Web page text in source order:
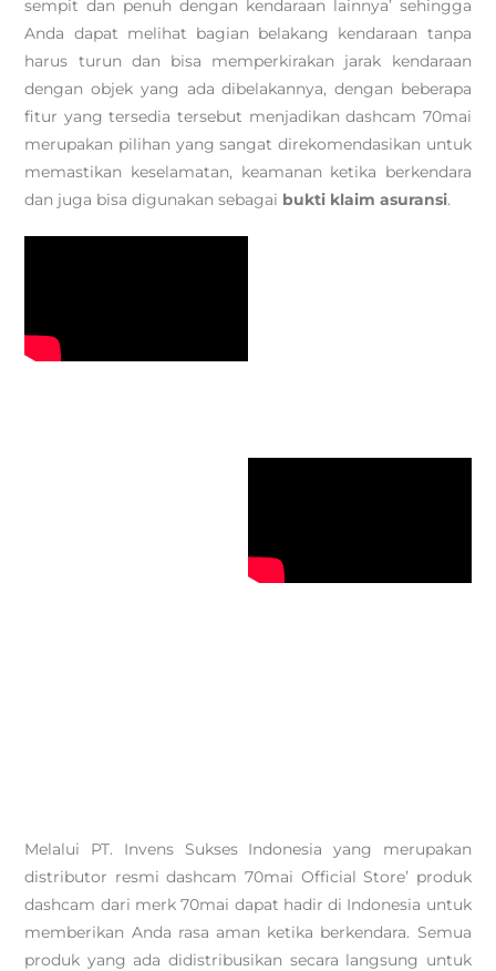
sempit dan penuh dengan kendaraan lainnya’ sehingga
Anda dapat melihat bagian belakang kendaraan tanpa
harus turun dan bisa memperkirakan jarak kendaraan
dengan objek yang ada dibelakannya, dengan beberapa
fitur yang tersedia tersebut menjadikan dashcam 70mai
merupakan pilihan yang sangat direkomendasikan untuk
memastikan keselamatan, keamanan ketika berkendara
dan juga bisa digunakan sebagai bukti klaim asuransi.
Melalui PT. Invens Sukses Indonesia yang merupakan
distributor resmi dashcam 70mai Official Store’ produk
dashcam dari merk 70mai dapat hadir di Indonesia untuk
memberikan Anda rasa aman ketika berkendara. Semua
produk yang ada didistribusikan secara langsung untuk